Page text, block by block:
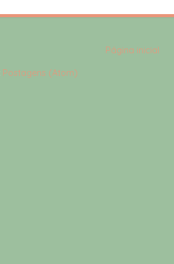
Página inicial
Postagens (Atom)